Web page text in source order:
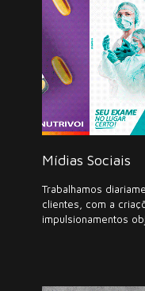
Mídias Sociais
Trabalhamos
clientes, com a
impulsionamentos